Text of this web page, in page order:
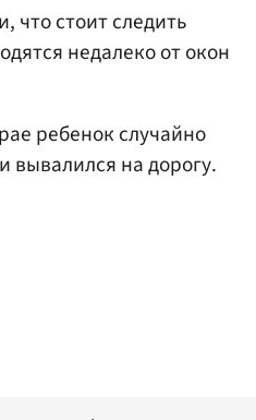
что стоит следить
недалеко от окон
ребенок случайно
вывалился на дорогу.